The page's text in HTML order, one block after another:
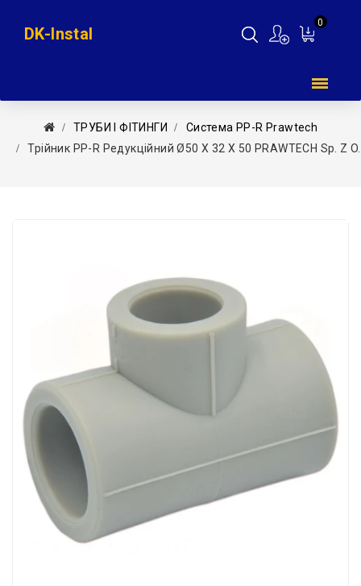
0
DK-Instal
ТРУБИ І ФІТИНГИ
Система PP-R Prawtech
Трійник PP-R Редукційний Ø50 X 32 X 50 PRAWTECH Sp. Z